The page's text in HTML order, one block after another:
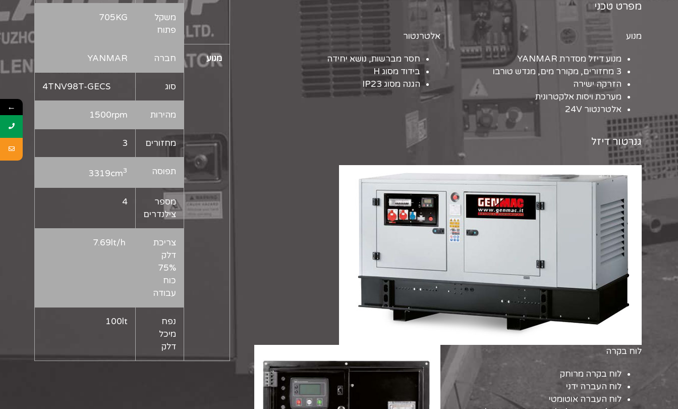
מפרט טכני
מנוע
מנוע דיזל מסדרת YANMAR
3 מחזורים, מקורר מים, מגדש טורבו
הזרקה ישירה
מערכת ויסות אלקטרונית
אלטרנטור 24V
אלטרנטור
חסר מברשות, נושא יחידה
בידוד מסוג H
הגנה מסוג IP23
גנרטור דיזל
לוח בקרה
לוח בקרה מרוחק
לוח העברה ידני
לוח העברה אוטומטי
משקל
פתוח
705KG
מנוע חברה YANMAR
סוג 4TNV98T-GECS
מהירות 1500rpm
מחזורים 3
תפוסה 3319cm3
מספר
צילנדרים
4
צריכת
דלק
75%
כוח
עבודה
נפח
מיכל
דלק
100lt
←